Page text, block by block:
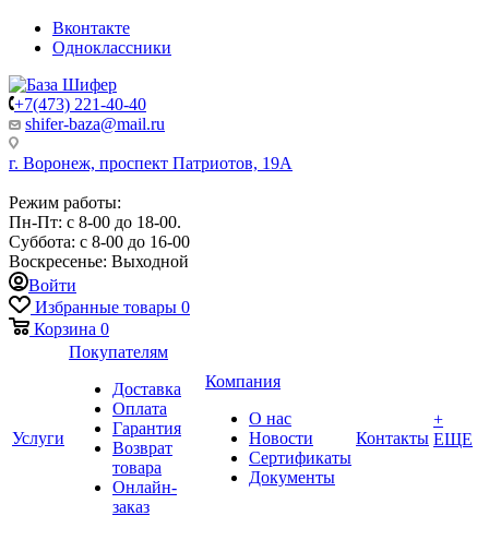
Вконтакте
Одноклассники
+7(473) 221-40-40
shifer-baza@mail.ru
г. Воронеж, проспект Патриотов, 19А
Режим работы:
Пн-Пт: с 8-00 до 18-00.
Суббота: с 8-00 до 16-00
Воскресенье: Выходной
Войти
Избранные товары 0
Корзина 0
Услуги
Покупателям
Доставка
Оплата
Гарантия
Возврат
товара
Онлайн-
заказ
Компания
О нас
Новости
Сертификаты
Документы
Контакты
+
ЕЩЕ